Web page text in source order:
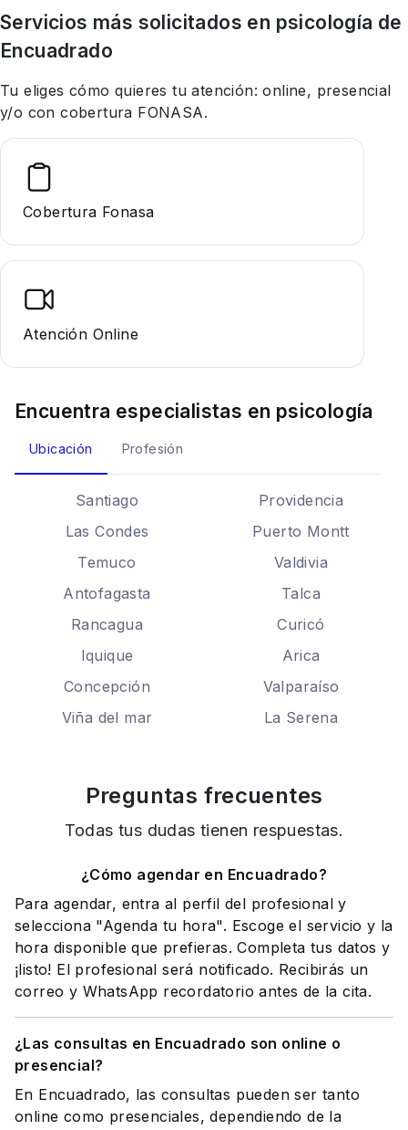
Servicios más solicitados en psicología de
Encuadrado
Tu eliges cómo quieres tu atención: online, presencial
y/o con cobertura FONASA.
Cobertura Fonasa
Atención Online
Encuentra especialistas en psicología
Ubicación Profesión
Santiago
Providencia
Las Condes
Puerto Montt
Temuco
Valdivia
Antofagasta
Talca
Rancagua
Curicó
Iquique
Arica
Concepción
Valparaíso
Viña del mar
La Serena
Preguntas frecuentes
Todas tus dudas tienen respuestas.
¿Cómo agendar en Encuadrado?
Para agendar, entra al perfil del profesional y
selecciona "Agenda tu hora". Escoge el servicio y la
hora disponible que prefieras. Completa tus datos y
¡listo! El profesional será notificado. Recibirás un
correo y WhatsApp recordatorio antes de la cita.
¿Las consultas en Encuadrado son online o
presencial?
En Encuadrado, las consultas pueden ser tanto
online como presenciales, dependiendo de la